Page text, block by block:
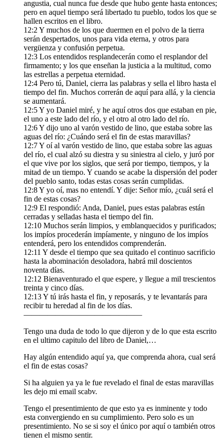
angustia, cual nunca fue desde que hubo gente hasta entonces;
pero en aquel tiempo será libertado tu pueblo, todos los que se
hallen escritos en el libro.
12:2 Y muchos de los que duermen en el polvo de la tierra
serán despertados, unos para vida eterna, y otros para
vergüenza y confusión perpetua.
12:3 Los entendidos resplandecerán como el resplandor del
firmamento; y los que enseñan la justicia a la multitud, como
las estrellas a perpetua eternidad.
12:4 Pero tú, Daniel, cierra las palabras y sella el libro hasta el
tiempo del fin. Muchos correrán de aquí para allá, y la ciencia
se aumentará.
12:5 Y yo Daniel miré, y he aquí otros dos que estaban en pie,
el uno a este lado del río, y el otro al otro lado del río.
12:6 Y dijo uno al varón vestido de lino, que estaba sobre las
aguas del río: ¿Cuándo será el fin de estas maravillas?
12:7 Y oí al varón vestido de lino, que estaba sobre las aguas
del río, el cual alzó su diestra y su siniestra al cielo, y juró por
el que vive por los siglos, que será por tiempo, tiempos, y la
mitad de un tiempo. Y cuando se acabe la dispersión del poder
del pueblo santo, todas estas cosas serán cumplidas.
12:8 Y yo oí, mas no entendí. Y dije: Señor mío, ¿cuál será el
fin de estas cosas?
12:9 El respondió: Anda, Daniel, pues estas palabras están
cerradas y selladas hasta el tiempo del fin.
12:10 Muchos serán limpios, y emblanquecidos y purificados;
los impíos procederán impíamente, y ninguno de los impíos
entenderá, pero los entendidos comprenderán.
12:11 Y desde el tiempo que sea quitado el continuo sacrificio
hasta la abominación desoladora, habrá mil doscientos
noventa días.
12:12 Bienaventurado el que espere, y llegue a mil trescientos
treinta y cinco días.
12:13 Y tú irás hasta el fin, y reposarás, y te levantarás para
recibir tu heredad al fin de los días.
———————————————
Tengo una duda de todo lo que dijeron y de lo que esta escrito
en el ultimo capitulo del libro de Daniel,…
Hay algún entendido aquí ya, que comprenda ahora, cual será
el fin de estas cosas?
Si ha alguien ya ya le fue revelado el final de estas maravillas
les dejo mi email scabv.
Tengo el presentimiento de que esto ya es inminente y todo
esta convergiendo en su cumplimiento. Pero solo es un
presentimiento. No se si soy el único por aquí o también otros
tienen el mismo sentir.